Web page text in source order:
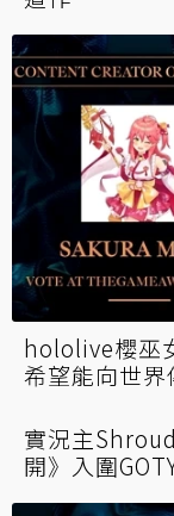
hololive櫻巫
希望能向世